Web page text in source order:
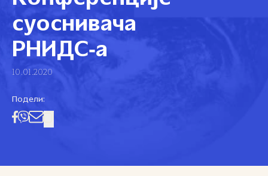
суоснивача
РНИДС‑а
10.01.2020
Подели: